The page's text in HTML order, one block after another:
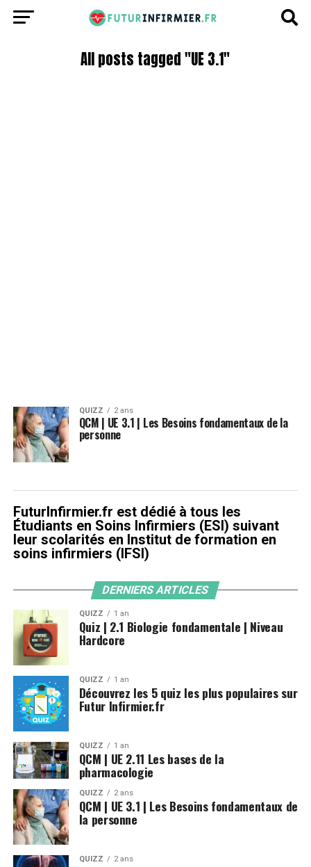
All posts tagged "UE 3.1"
QUIZZ 2 ans
QCM | UE 3.1 | Les Besoins fondamentaux de la
personne
FuturInfirmier.fr est dédié à tous les
Étudiants en Soins Infirmiers (ESI) suivant
leur scolarités en Institut de formation en
soins infirmiers (IFSI)
DERNIERS ARTICLES
QUIZZ 1 an
Quiz | 2.1 Biologie fondamentale | Niveau
Hardcore
QUIZZ 1 an
Découvrez les 5 quiz les plus populaires sur
Futur Infirmier.fr
QUIZZ 1 an
QCM | UE 2.11 Les bases de la
pharmacologie
QUIZZ 2 ans
QCM | UE 3.1 | Les Besoins fondamentaux de
la personne
QUIZZ 2 ans